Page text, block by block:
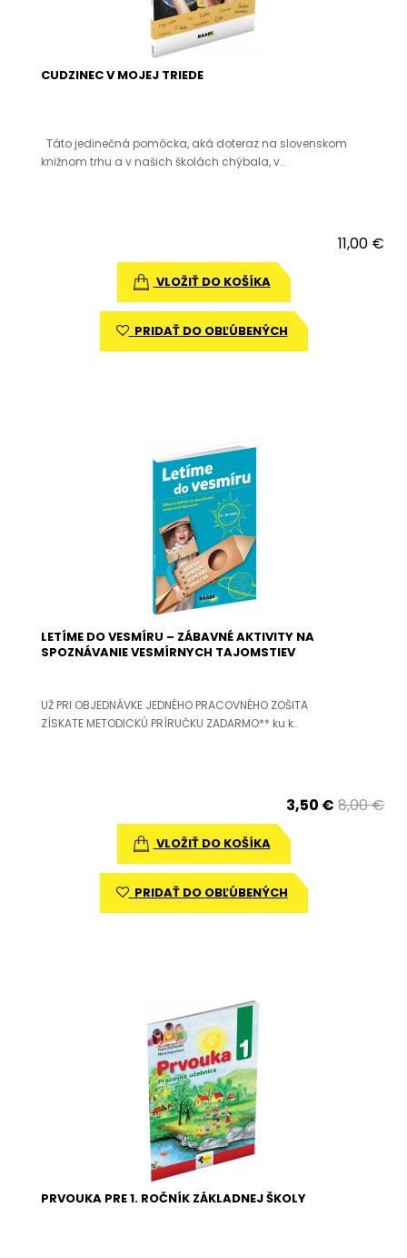
CUDZINEC V MOJEJ TRIEDE
Táto jedinečná pomôcka, aká doteraz na slovenskom
knižnom trhu a v našich školách chýbala, v..
11,00 €
VLOŽIŤ DO KOŠÍKA
PRIDAŤ DO OBĽÚBENÝCH
LETÍME DO VESMÍRU – ZÁBAVNÉ AKTIVITY NA
SPOZNÁVANIE VESMÍRNYCH TAJOMSTIEV
UŽ PRI OBJEDNÁVKE JEDNÉHO PRACOVNÉHO ZOŠITA
ZÍSKATE METODICKÚ PRÍRUČKU ZADARMO** ku k..
3,50 € 8,00 €
VLOŽIŤ DO KOŠÍKA
PRIDAŤ DO OBĽÚBENÝCH
PRVOUKA PRE 1. ROČNÍK ZÁKLADNEJ ŠKOLY